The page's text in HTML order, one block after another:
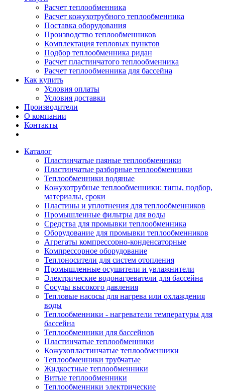
Расчет теплообменника
Расчет кожухотрубного теплообменника
Поставка оборудования
Производство теплообменников
Комплектация тепловых пунктов
Подбор теплообменника ридан
Расчет пластинчатого теплообменника
Расчет теплообменника для бассейна
Как купить
Условия оплаты
Условия доставки
Производители
О компании
Контакты
Каталог
Пластинчатые паяные теплообменники
Пластинчатые разборные теплообменники
Теплообменники водяные
Кожухотрубные теплообменники: типы, подбор,
материалы, сроки
Пластины и уплотнения для теплообменников
Промышленные фильтры для воды
Средства для промывки теплообменника
Оборудование для промывки теплообменников
Агрегаты компрессорно-конденсаторные
Компрессорное оборудование
Теплоносители для систем отопления
Промышленные осушители и увлажнители
Электрические водонагреватели для бассейна
Сосуды высокого давления
Тепловые насосы для нагрева или охлаждения
воды
Теплообменники - нагреватели температуры для
бассейна
Теплообменники для бассейнов
Пластинчатые теплообменники
Кожухопластинчатые теплообменники
Теплообменники трубчатые
Жидкостные теплообменники
Витые теплообменники
Теплообменники электрические